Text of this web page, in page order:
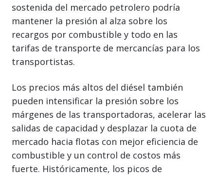
sostenida del mercado petrolero podría
mantener la presión al alza sobre los
recargos por combustible y todo en las
tarifas de transporte de mercancías para los
transportistas.
Los precios más altos del diésel también
pueden intensificar la presión sobre los
márgenes de las transportadoras, acelerar las
salidas de capacidad y desplazar la cuota de
mercado hacia flotas con mejor eficiencia de
combustible y un control de costos más
fuerte. Históricamente, los picos de